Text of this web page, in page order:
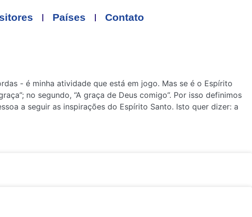
Países Contato
- é minha atividade que está em jogo. Mas se é o Espírito
no segundo, “A graça de Deus comigo”. Por isso definimos
a seguir as inspirações do Espírito Santo. Isto quer dizer: a